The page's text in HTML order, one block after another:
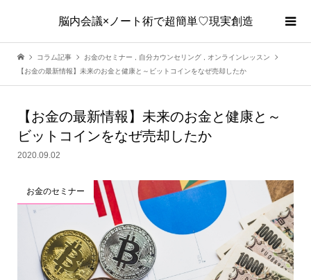
脳内会議×ノート術で超簡単♡現実創造
コラム記事 お金のセミナー 自分カウンセリング
オンラインレッスン
【お金の最新情報】未来のお金と健康と～ビットコインをなぜ売却したか
【お金の最新情報】未来のお金と健康と～
ビットコインをなぜ売却したか
2020.09.02
お金のセミナー